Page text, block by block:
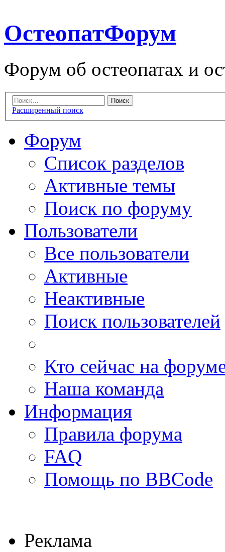
ОстеопатФорум
Форум об остеопатах и
Расширенный поиск
Форум
Список разделов
Активные темы
Поиск по форуму
Пользователи
Все пользователи
Активные
Неактивные
Поиск пользователей
Кто сейчас на
Наша команда
Информация
Правила форума
FAQ
Помощь по BBCode
Реклама